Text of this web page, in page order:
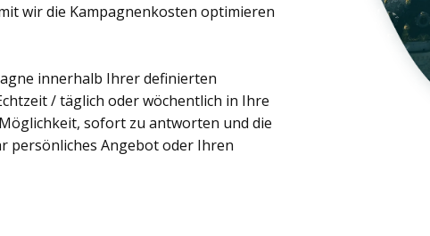
wir die Kampagnenkosten optimieren
innerhalb Ihrer definierten
/ täglich oder wöchentlich in Ihre
sofort zu antworten und die
persönliches Angebot oder Ihren